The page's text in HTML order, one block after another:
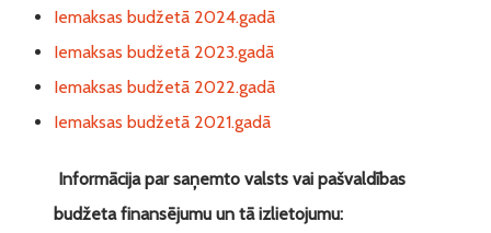
Iemaksas budžetā 2024.gadā
Iemaksas budžetā 2023.gadā
Iemaksas budžetā 2022.gadā
Iemaksas budžetā 2021.gadā
Informācija par saņemto valsts vai pašvaldības
budžeta finansējumu un tā izlietojumu: